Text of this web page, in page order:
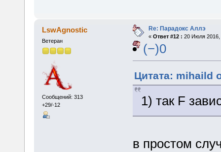
LswAgnostic
Ветеран
Сообщений: 313
+29/-12
Re: Парадокс Аллэ
« Ответ #12 : 20 Июля 2016,
(−)0
Цитата: mihaild
1) так F
в простом